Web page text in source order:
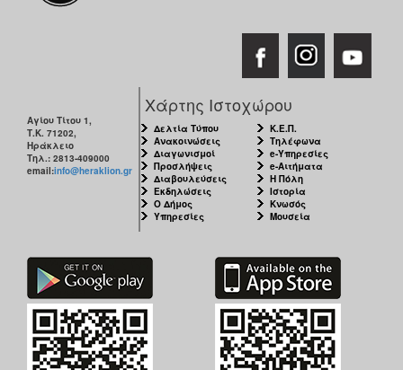
Αγίου Τίτου 1,
Τ.Κ. 71202,
Ηράκλειο
Τηλ.: 2813-409000
email:info@heraklion.gr
Χάρτης Ιστοχώρου
Δελτία Τύπου
Ανακοινώσεις
Διαγωνισμοί
Προσλήψεις
Διαβουλεύσεις
Εκδηλώσεις
Ο Δήμος
Υπηρεσίες
Κ.Ε.Π.
Τηλέφωνα
e-Υπηρεσίες
e-Αιτήματα
Η Πόλη
Ιστορία
Κνωσός
Μουσεία